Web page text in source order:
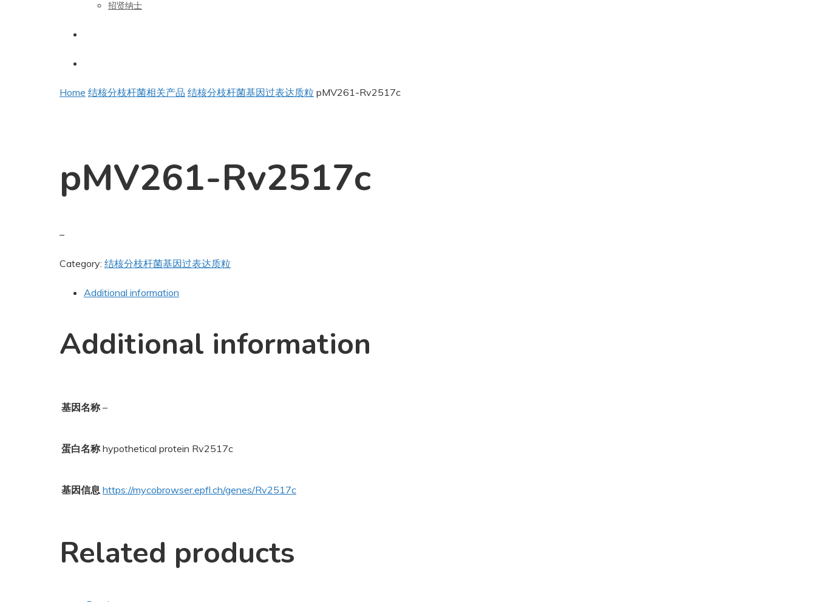
招贤纳士
Home 结核分枝杆菌相关产品 结核分枝杆菌基因过表达质粒 pMV261-Rv2517c
pMV261-Rv2517c
–
Category: 结核分枝杆菌基因过表达质粒
Additional information
Additional information
基因名称 –
蛋白名称 hypothetical protein Rv2517c
基因信息 https://mycobrowser.epfl.ch/genes/Rv2517c
Related products